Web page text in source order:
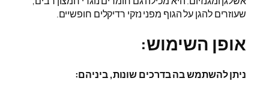
שעוזרים להגן על הגוף מפני נזקי רדיקלים חופשיים.
אופן השימוש:
ניתן להשתמש בה בדרכים שונות, ביניהם: